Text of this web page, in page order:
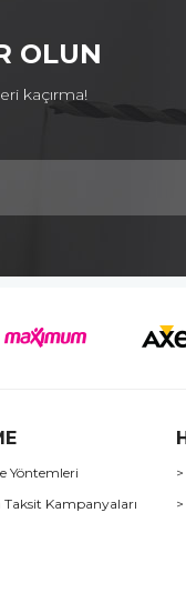
OLUN
kaçırma!
Yöntemleri
Taksit Kampanyaları